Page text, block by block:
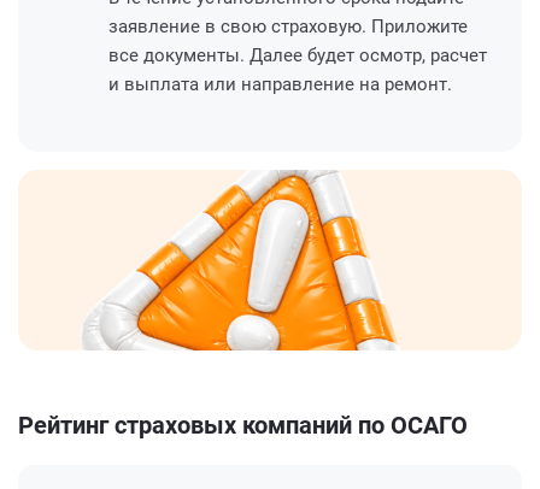
заявление в свою страховую. Приложите
все документы. Далее будет осмотр, расчет
и выплата или направление на ремонт.
Рейтинг страховых компаний по ОСАГО